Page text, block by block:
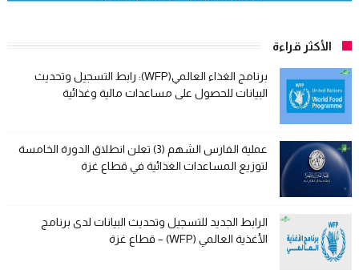
الأكثر قراءة
برنامج الغذاء العالمي(WFP): رابط التسجيل وتحديث
البيانات للحصول على مساعدات مالية وغذائية
عملية الفارس الشهم (3) تعلن انطلاق الدورة الخامسة
لتوزيع المساعدات الغذائية في قطاع غزة
الرابط الجديد للتسجيل وتحديث البيانات لدى برنامج
الأغذية العالمي (WFP) – قطاع غزة